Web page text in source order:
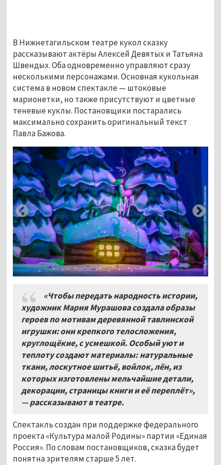
В Нижнетагильском театре кукол сказку
рассказывают актёры Алексей Девятых и Татьяна
Швендых. Оба одновременно управляют сразу
несколькими персонажами. Основная кукольная
система в новом спектакле — штоковые
марионетки, но также присутствуют и цветные
теневые куклы. Постановщики постарались
максимально сохранить оригинальный текст
Павла Бажова.
«Чтобы передать народность истории,
художник Мария Мурашова создала образы
героев по мотивам деревянной тавлинской
игрушки: они крепкого телосложения,
круглощёкие, с усмешкой. Особый уют и
теплоту создают материалы: натуральные
ткани, лоскутное шитьё, войлок, лён, из
которых изготовлены мельчайшие детали,
декорации, страницы книги и её переплёт»,
— рассказывают в театре.
Спектакль создан при поддержке федерального
проекта «Культура малой Родины» партии «Единая
Россия». По словам постановщиков, сказка будет
понятна зрителям старше 5 лет.